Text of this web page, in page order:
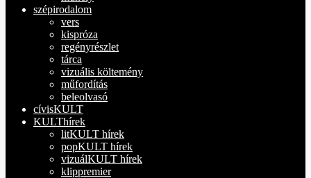
szépirodalom
vers
kispróza
regényrészlet
tárca
vizuális költemény
műfordítás
beleolvasó
cívisKULT
KULThírek
litKULT hírek
popKULT hírek
vizuálKULT hírek
klippremier